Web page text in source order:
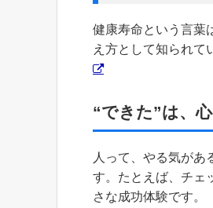
健康寿命という言葉
え方として知られて
“できた”は、
人って、やる気があ
す。たとえば、チェ
さな成功体験です。